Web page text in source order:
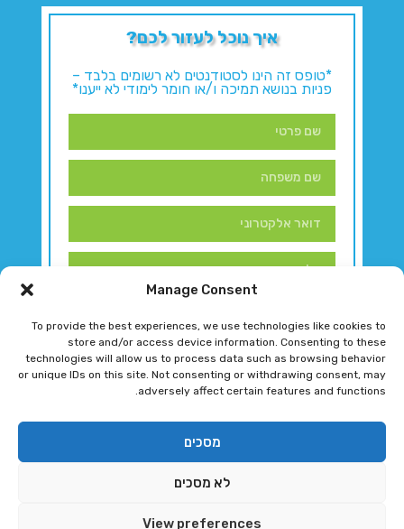
Manage Consent
To provide the best experiences, we use technologies like cookies to
store and/or access device information. Consenting to these
technologies will allow us to process data such as browsing behavior
or unique IDs on this site. Not consenting or withdrawing consent, may
adversely affect certain features and functions.
מסכים
לא מסכים
View preferences
איך נוכל לעזור לכם?
*טופס זה הינו לסטודנטים לא רשומים בלבד –
פניות בנושא תמיכה ו/או חומר לימודי לא ייענו*